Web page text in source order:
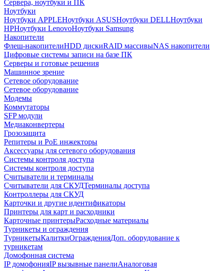
Сервера, ноутбуки и ПК
Ноутбуки
Ноутбуки APPLEНоутбуки ASUSНоутбуки DELLНоутбуки
HPНоутбуки LenovoНоутбуки Samsung
Накопители
Флеш-накопителиHDD дискиRAID массивыNAS накопители
Цифровые системы записи на базе ПК
Серверы и готовые решения
Машинное зрение
Сетевое оборудование
Сетевое оборудование
Модемы
Коммутаторы
SFP модули
Медиаконвертеры
Грозозащита
Репитеры и PoE инжекторы
Аксессуары для сетевого оборудования
Системы контроля доступа
Системы контроля доступа
Считыватели и терминалы
Считыватели для СКУДТерминалы доступа
Контроллеры для СКУД
Карточки и другие идентификаторы
Принтеры для карт и расходники
Карточные принтерыРасходные материалы
Турникеты и ограждения
ТурникетыКалиткиОгражденияДоп. оборудование к
турникетам
Домофонная система
IP домофонияIP вызывные панелиАналоговая